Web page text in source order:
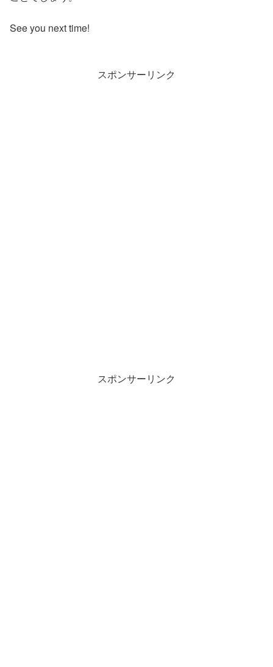
See you next time!
スポンサーリンク
スポンサーリンク